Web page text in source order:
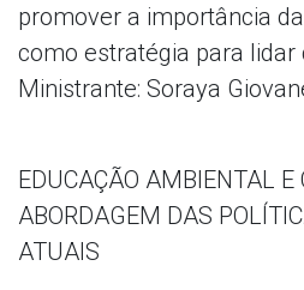
promover a importância
como estratégia para
Ministrante: Soraya
EDUCAÇÃO AMBIENTAL E
ABORDAGEM DAS
ATUAIS